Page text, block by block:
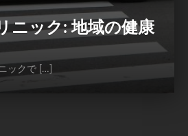
ニック: 地域の健康
ックで […]